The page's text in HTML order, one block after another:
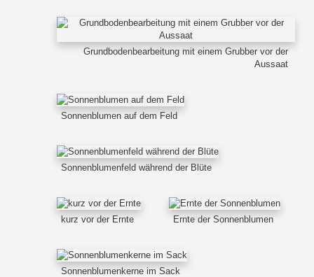
Grundbodenbearbeitung mit einem Grubber vor der
Aussaat
Sonnenblumen auf dem Feld
Sonnenblumenfeld während der Blüte
kurz vor der Ernte Ernte der Sonnenblumen
Sonnenblumenkerne im Sack